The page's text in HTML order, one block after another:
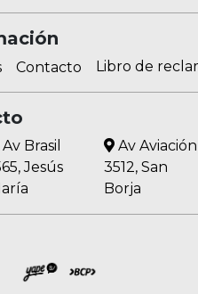
Contacto Libro de
Av Brasil
Jesús
Av Aviación
3512, San
Borja